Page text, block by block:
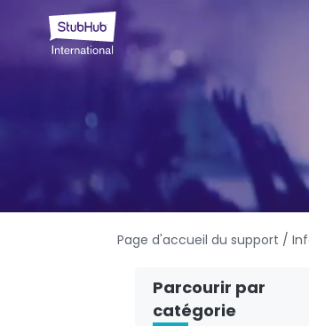
Page d'accueil du support /
Parcourir par
catégorie